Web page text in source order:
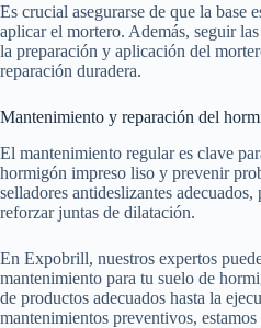
Es crucial asegurarse de que la base
aplicar el mortero. Además, seguir
la preparación y aplicación del
reparación duradera.
Mantenimiento y reparación del
El mantenimiento regular es clave
hormigón impreso liso y prevenir
selladores antideslizantes
reforzar juntas de dilatación.
En Expobrill, nuestros expertos
mantenimiento para tu suelo de
de productos adecuados hasta la
mantenimientos preventivos,